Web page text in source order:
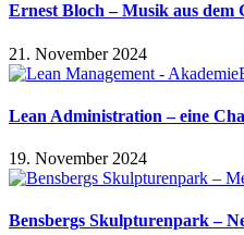
Ernest Bloch – Musik aus dem
21. November 2024
Lean Administration – eine
19. November 2024
Bensbergs Skulpturenpark –